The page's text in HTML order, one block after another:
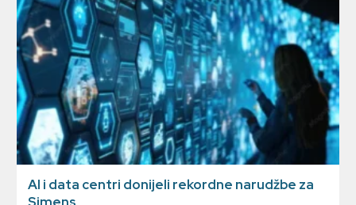
AI i data centri donijeli rekordne narudžbe za